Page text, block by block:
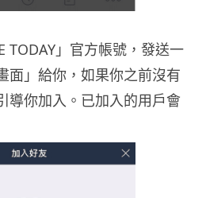
TODAY」官方帳號，發送一
面」給你，如果你之前沒有
導你加入。已加入的用戶會